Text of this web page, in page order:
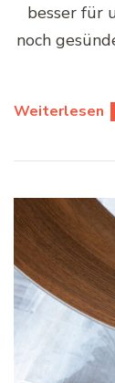
besser für
noch
Weiterlesen